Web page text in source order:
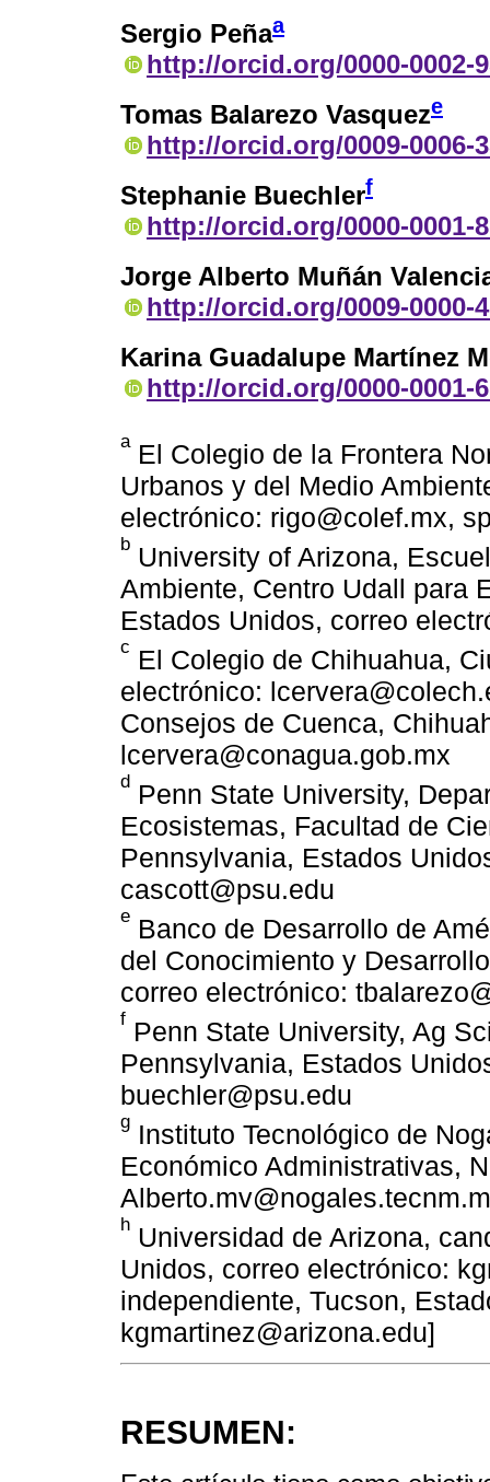
Sergio Peñaa
http://orcid.org/0000-0002-
Tomas Balarezo Vasqueze
http://orcid.org/0009-0006-
Stephanie Buechlerf
http://orcid.org/0000-0001-
Jorge Alberto Muñán
http://orcid.org/0009-0000-
Karina Guadalupe Martínez
http://orcid.org/0000-0001-
aEl Colegio de la Frontera
Urbanos y del Medio
electrónico: rigo@colef.mx,
b University of Arizona,
Ambiente, Centro Udall para
Estados Unidos, correo
c El Colegio de Chihuahua,
electrónico:
Consejos de Cuenca,
lcervera@conagua.gob.mx
d Penn State University,
Ecosistemas, Facultad de
Pennsylvania, Estados
cascott@psu.edu
e Banco de Desarrollo de
del Conocimiento y
correo electrónico:
f Penn State University, Ag
Pennsylvania, Estados
buechler@psu.edu
g Instituto Tecnológico de
Económico Administrativas,
h Universidad de Arizona,
Unidos, correo electrónico:
independiente, Tucson,
kgmartinez@arizona.edu]
RESUMEN: